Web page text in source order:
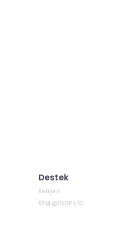
Destek
İletişim
bilgi@lisans.io